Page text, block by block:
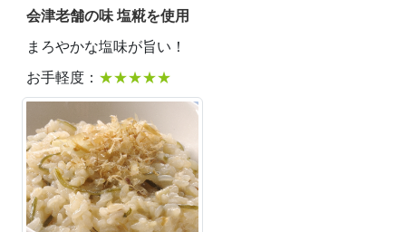
会津老舗の味 塩糀を使用
まろやかな塩味が旨い！
お手軽度： ★★★★★